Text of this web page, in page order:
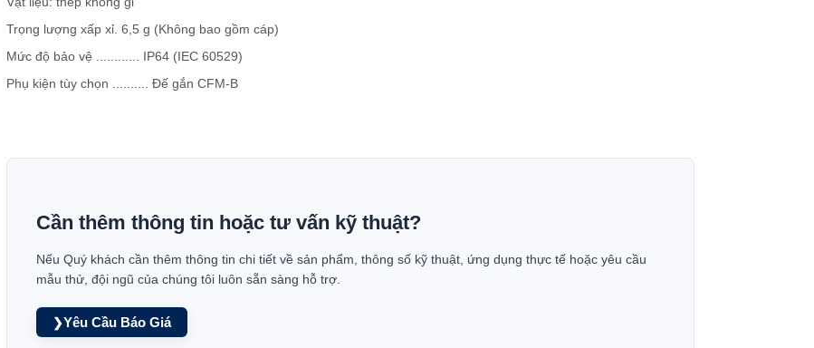
Trọng lượng xấp xỉ. 6,5 g (Không bao gồm cáp)
Mức độ bảo vệ ............ IP64 (IEC 60529)
Phụ kiện tùy chọn .......... Đế gắn CFM-B
Cần thêm thông tin hoặc tư vấn kỹ thuật?
Nếu Quý khách cần thêm thông tin chi tiết về sản phẩm, thông số kỹ thuật, ứng dụng thực tế hoặc yêu cầu
mẫu thử, đội ngũ của chúng tôi luôn sẵn sàng hỗ trợ.
❯Yêu Cầu Báo Giá